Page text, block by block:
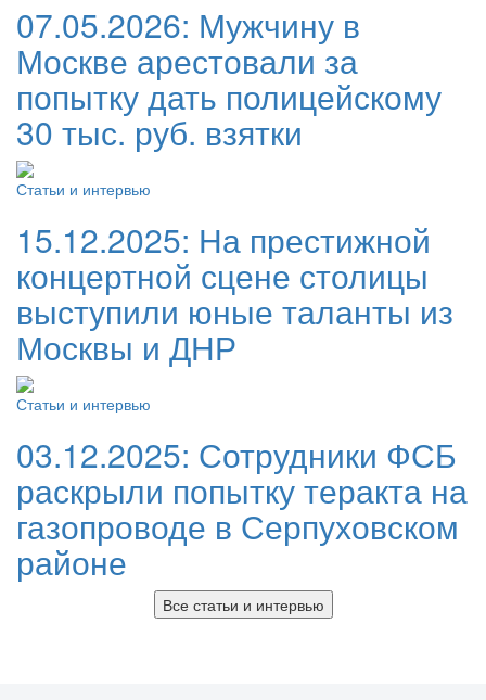
07.05.2026: Мужчину в
Москве арестовали за
попытку дать полицейскому
30 тыс. руб. взятки
Статьи и интервью
15.12.2025: На престижной
концертной сцене столицы
выступили юные таланты из
Москвы и ДНР
Статьи и интервью
03.12.2025: Сотрудники ФСБ
раскрыли попытку теракта на
газопроводе в Серпуховском
районе
Все статьи и интервью